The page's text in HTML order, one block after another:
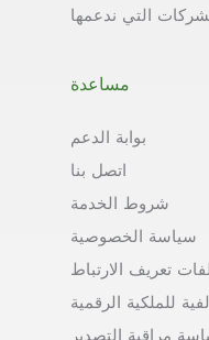
التي ندعمها
مساعدة
بوابة الدعم
اتصل بنا
شروط الخدمة
سياسة الخصوصية
تعريف الارتباط